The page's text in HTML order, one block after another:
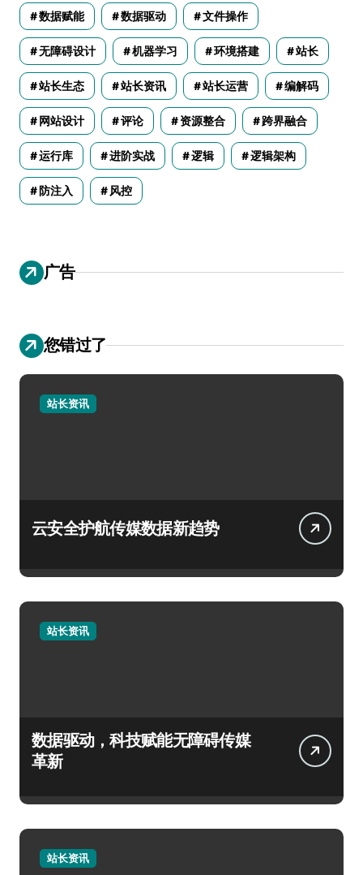
数据赋能 数据驱动 文件操作
无障碍设计 机器学习 环境搭建 站长
站长生态 站长资讯 站长运营 编解码
网站设计 评论 资源整合 跨界融合
运行库 进阶实战 逻辑 逻辑架构
防注入 风控
广告
您错过了
站长资讯
云安全护航传媒数据新趋势
站长资讯
数据驱动，科技赋能无障碍传媒
革新
站长资讯